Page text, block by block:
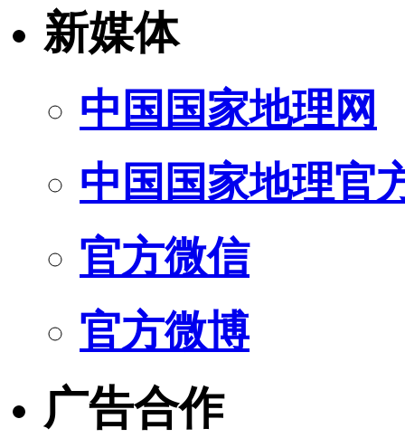
新媒体
中国国家地理网
中国国家地理官
官方微信
官方微博
广告合作